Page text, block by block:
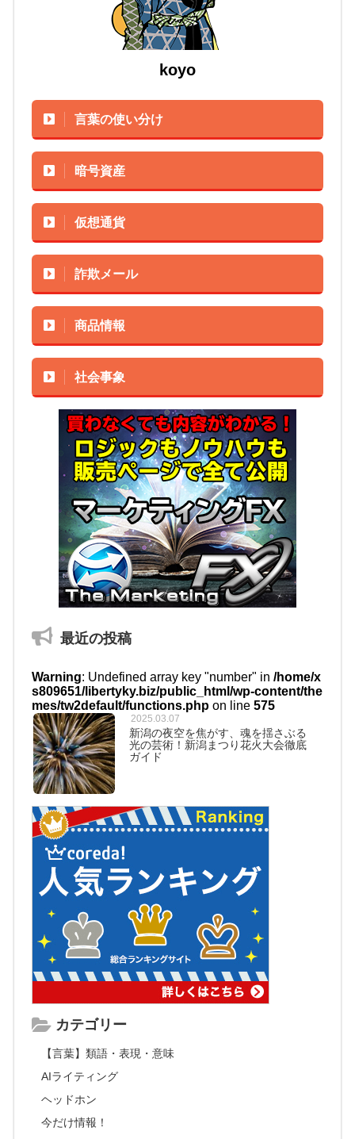
koyo
言葉の使い分け
暗号資産
仮想通貨
詐欺メール
商品情報
社会事象
最近の投稿
Warning: Undefined array key "number" in/home/x
s809651/libertyky.biz/public_html/wp-content/the
mes/tw2default/functions.php on line575
2025.03.07
新潟の夜空を焦がす、魂を揺さぶる
光の芸術！新潟まつり花火大会徹底
ガイド
カテゴリー
【言葉】類語・表現・意味
AIライティング
ヘッドホン
今だけ情報！